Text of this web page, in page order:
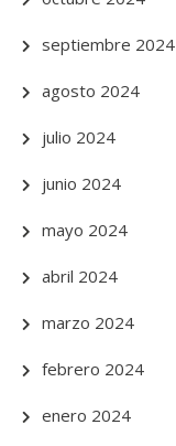
septiembre 2024
agosto 2024
julio 2024
junio 2024
mayo 2024
abril 2024
marzo 2024
febrero 2024
enero 2024